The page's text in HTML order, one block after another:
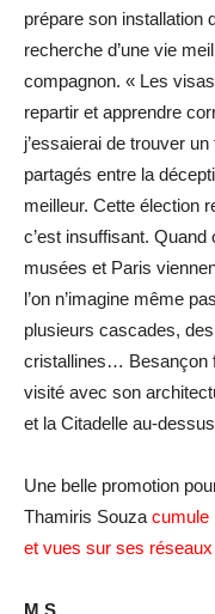
prépare son installation
recherche d’une vie
compagnon. « Les
repartir et apprendre
j’essaierai de trouver
partagés entre la
meilleur. Cette élection
c’est insuffisant.
musées et Paris
l’on n’imagine même
plusieurs cascades,
cristallines… Besançon
visité avec son
et la Citadelle au-
Une belle promotion
Thamiris Souza cumule
et vues sur ses